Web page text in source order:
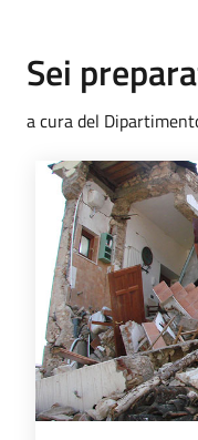
Sei
a cura del